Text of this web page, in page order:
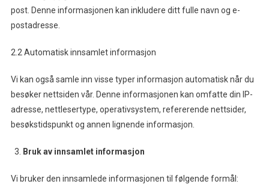
post. Denne informasjonen kan inkludere ditt fulle navn og e-
postadresse.
2.2 Automatisk innsamlet informasjon
Vi kan også samle inn visse typer informasjon automatisk når du
besøker nettsiden vår. Denne informasjonen kan omfatte din IP-
adresse, nettlesertype, operativsystem, refererende nettsider,
besøkstidspunkt og annen lignende informasjon.
Bruk av innsamlet informasjon
Vi bruker den innsamlede informasjonen til følgende formål: